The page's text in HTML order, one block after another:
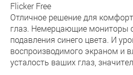
Flicker Free
Отличное решение для
глаз. Немерцающие мониторы
подавления синего цвета. И
воспроизводимого экраном и
усталость ваших глаз,